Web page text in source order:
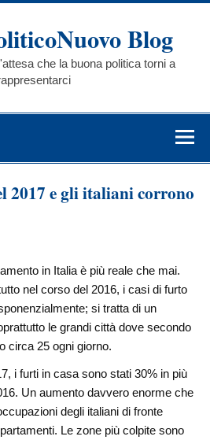
Blog
che la buona politica torni a
2017 e gli italiani corrono
in Italia è più reale che mai.
nel corso del 2016, i casi di furto
si tratta di un
le grandi città dove secondo
circa 25 ogni giorno.
i furti in casa sono stati 30% in più
Un aumento davvero enorme che
degli italiani di fronte
Le zone più colpite sono